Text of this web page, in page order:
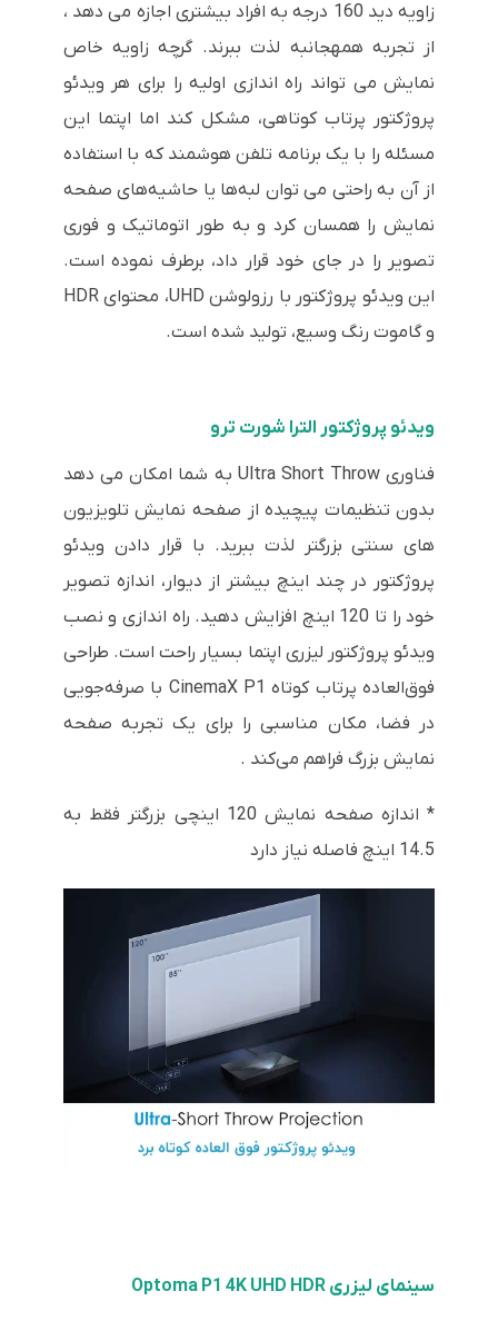
زاویه دید 160 درجه به افراد بیشتری اجازه می دهد ،
از تجربه همهجانبه لذت ببرند. گرچه زاویه خاص
نمایش می تواند راه اندازی اولیه را برای هر ویدئو
پروژکتور پرتاب کوتاهی، مشکل کند اما اپتما این
مسئله را با یک برنامه تلفن هوشمند که با استفاده
از آن به راحتی می توان لبه‌ها یا حاشیه‌های صفحه
نمایش را همسان کرد و به طور اتوماتیک و فوری
تصویر را در جای خود قرار داد، برطرف نموده است.
این ویدئو پروژکتور با رزولوشن UHD، محتوای HDR
و گاموت رنگ وسیع، تولید شده است.
ویدئو پروژکتور الترا شورت ترو
فناوری Ultra Short Throw به شما امکان می دهد
بدون تنظیمات پیچیده از صفحه نمایش تلویزیون
های سنتی بزرگتر لذت ببرید. با قرار دادن ویدئو
پروژکتور در چند اینچ بیشتر از دیوار، اندازه تصویر
خود را تا 120 اینچ افزایش دهید. راه اندازی و نصب
ویدئو پروژکتور لیزری اپتما بسیار راحت است. طراحی
فوق‌العاده پرتاب کوتاه CinemaX P1 با صرفه‌جویی
در فضا، مکان مناسبی را برای یک تجربه صفحه
نمایش بزرگ فراهم می‌کند .
* اندازه صفحه نمایش 120 اینچی بزرگتر فقط به
14.5 اینچ فاصله نیاز دارد
سینمای لیزری Optoma P1 4K UHD HDR